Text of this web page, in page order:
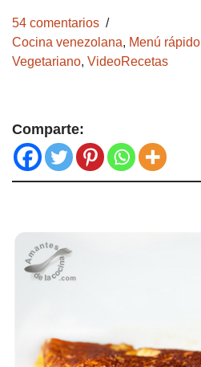
54 comentarios
Cocina venezolana, Menú rápido
Vegetariano, VideoRecetas
Comparte: